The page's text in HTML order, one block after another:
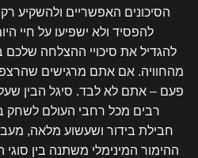
הסיכונים האפשריים ולהשקיע
להפסיד ולא ישפיעו על חיי
להגדיל את סיכויי ההצלחה שלכם
מהחוויה. אם אתם מרגישים
פעם – אתם לא לבד. סיגל הבין
רבים מכל רחבי העולם לשחק
חבילת בידור ושעשוע מלאה,
ההימור המינימלי משתנה בין